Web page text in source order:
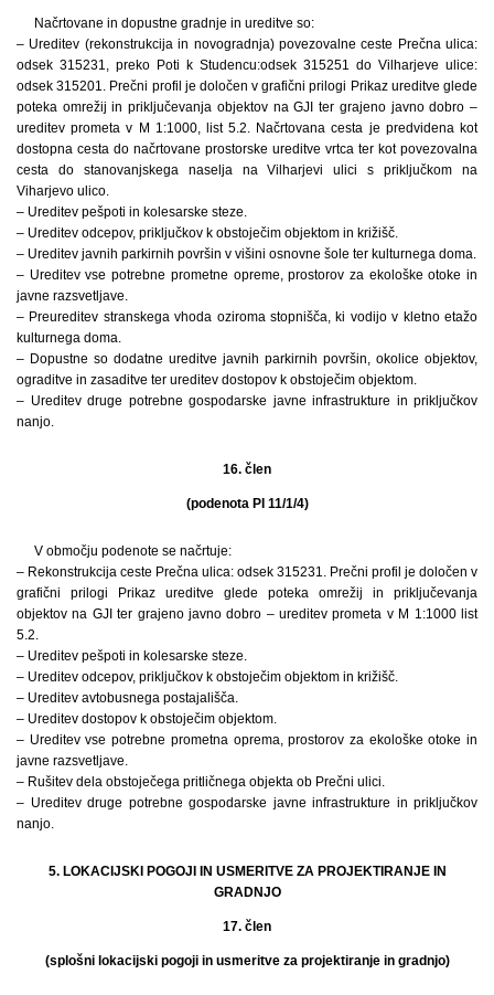
Načrtovane in dopustne gradnje in ureditve so:
– Ureditev (rekonstrukcija in novogradnja) povezovalne ceste Prečna ulica:
odsek 315231, preko Poti k Studencu:odsek 315251 do Vilharjeve ulice:
odsek 315201. Prečni profil je določen v grafični prilogi Prikaz ureditve glede
poteka omrežij in priključevanja objektov na GJI ter grajeno javno dobro –
ureditev prometa v M 1:1000, list 5.2. Načrtovana cesta je predvidena kot
dostopna cesta do načrtovane prostorske ureditve vrtca ter kot povezovalna
cesta do stanovanjskega naselja na Vilharjevi ulici s priključkom na
Viharjevo ulico.
– Ureditev pešpoti in kolesarske steze.
– Ureditev odcepov, priključkov k obstoječim objektom in križišč.
– Ureditev javnih parkirnih površin v višini osnovne šole ter kulturnega doma.
– Ureditev vse potrebne prometne opreme, prostorov za ekološke otoke in
javne razsvetljave.
– Preureditev stranskega vhoda oziroma stopnišča, ki vodijo v kletno etažo
kulturnega doma.
– Dopustne so dodatne ureditve javnih parkirnih površin, okolice objektov,
ograditve in zasaditve ter ureditev dostopov k obstoječim objektom.
– Ureditev druge potrebne gospodarske javne infrastrukture in priključkov
nanjo.
16. člen
(podenota PI 11/1/4)
V območju podenote se načrtuje:
– Rekonstrukcija ceste Prečna ulica: odsek 315231. Prečni profil je določen v
grafični prilogi Prikaz ureditve glede poteka omrežij in priključevanja
objektov na GJI ter grajeno javno dobro – ureditev prometa v M 1:1000 list
5.2.
– Ureditev pešpoti in kolesarske steze.
– Ureditev odcepov, priključkov k obstoječim objektom in križišč.
– Ureditev avtobusnega postajališča.
– Ureditev dostopov k obstoječim objektom.
– Ureditev vse potrebne prometna oprema, prostorov za ekološke otoke in
javne razsvetljave.
– Rušitev dela obstoječega pritličnega objekta ob Prečni ulici.
– Ureditev druge potrebne gospodarske javne infrastrukture in priključkov
nanjo.
5. LOKACIJSKI POGOJI IN USMERITVE ZA PROJEKTIRANJE IN
GRADNJO
17. člen
(splošni lokacijski pogoji in usmeritve za projektiranje in gradnjo)